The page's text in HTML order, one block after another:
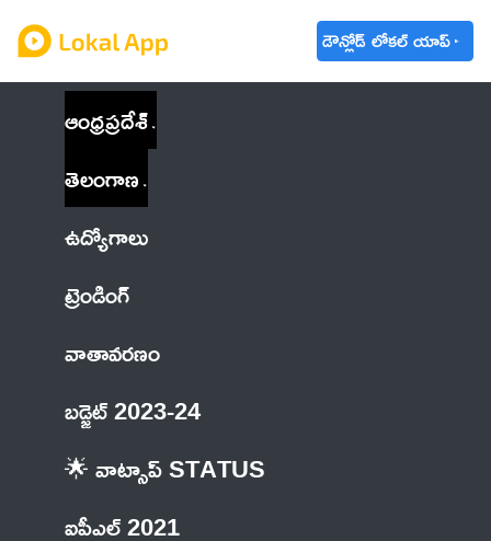
డౌన్లోడ్ లోకల్ యాప్
ఆంధ్రప్రదేశ్
తెలంగాణ
ఉద్యోగాలు
ట్రెండింగ్
వాతావరణం
బడ్జెట్ 2023-24
🌟 వాట్సాప్ STATUS
ఐపీఎల్ 2021